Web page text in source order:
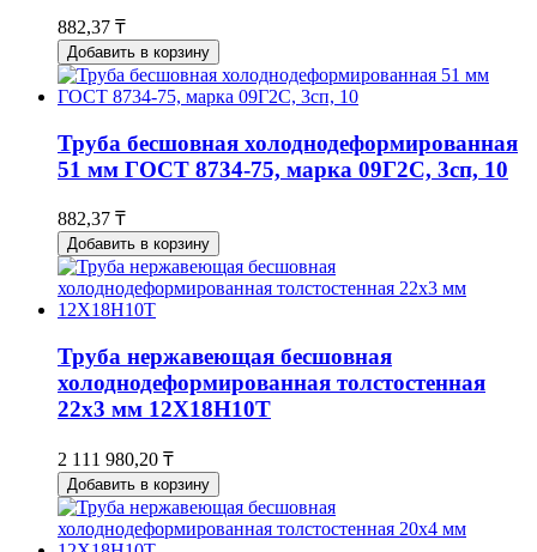
882,37 ₸
Добавить в корзину
Труба бесшовная холоднодеформированная
51 мм ГОСТ 8734-75, марка 09Г2С, 3сп, 10
882,37 ₸
Добавить в корзину
Труба нержавеющая бесшовная
холоднодеформированная толстостенная
22х3 мм 12Х18Н10Т
2 111 980,20 ₸
Добавить в корзину